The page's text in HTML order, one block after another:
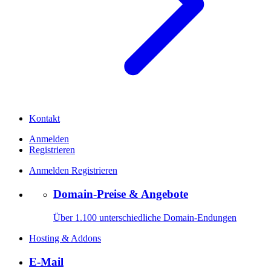
Kontakt
Anmelden
Registrieren
Anmelden Registrieren
Domain-Preise & Angebote
Über 1.100 unterschiedliche Domain-Endungen
Hosting & Addons
E-Mail